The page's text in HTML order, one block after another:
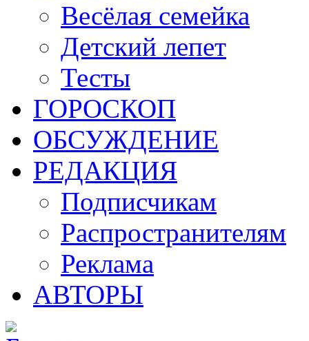
Весёлая семейка
Детский лепет
Тесты
ГОРОСКОП
ОБСУЖДЕНИЕ
РЕДАКЦИЯ
Подписчикам
Распространителям
Реклама
АВТОРЫ